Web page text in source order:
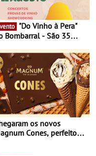
Bombarral - São 35
e seis dias de
os novos
Cones, perfeitos